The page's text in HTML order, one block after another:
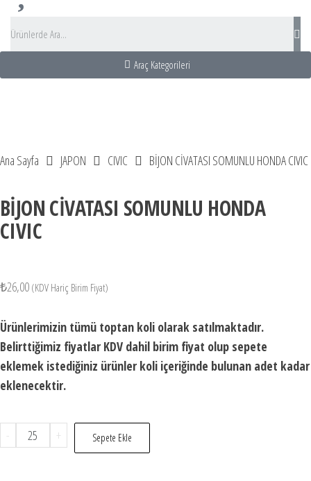
Araç Kategorileri
Ana Sayfa JAPON CIVIC BİJON CİVATASI SOMUNLU HONDA CIVIC
BİJON CİVATASI SOMUNLU HONDA
CIVIC
₺26,00 (KDV Hariç Birim Fiyat)
Ürünlerimizin tümü toptan koli olarak satılmaktadır.
Belirttiğimiz fiyatlar KDV dahil birim fiyat olup sepete
eklemek istediğiniz ürünler koli içeriğinde bulunan adet kadar
eklenecektir.
- + Sepete Ekle